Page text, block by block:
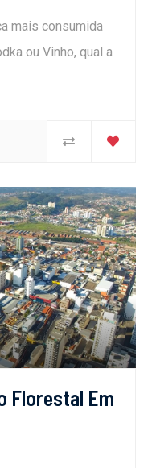
mais consumida
ou Vinho, qual a
Florestal Em